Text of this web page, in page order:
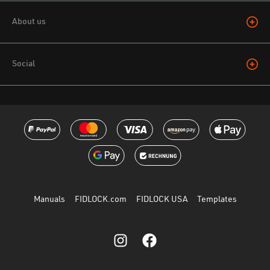
About us
Social
Manuals FIDLOCK.com FIDLOCK USA Templates